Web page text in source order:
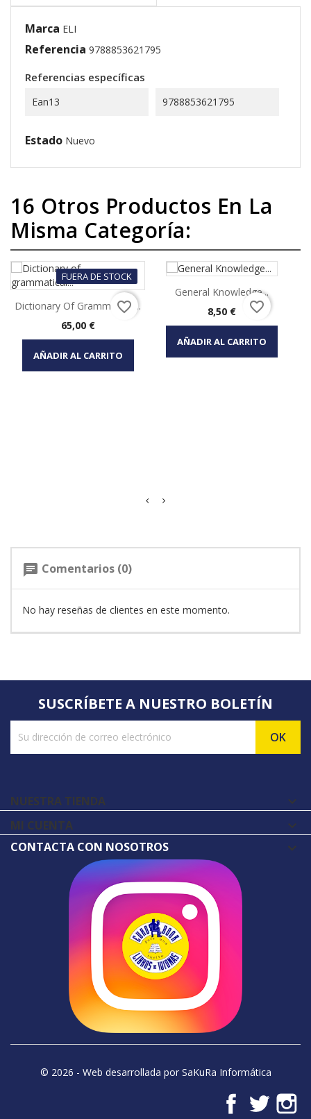
Marca ELI
Referencia 9788853621795
Referencias específicas
Ean13 9788853621795
Estado Nuevo
16 Otros Productos En La
Misma Categoría:
FUERA DE STOCK
Dictionary Of Grammatical...
Precio
65,00 €
AÑADIR AL CARRITO
favorite_border
General Knowledge...
Precio
8,50 €
AÑADIR AL CARRITO
favorite_border
chat Comentarios (0)
No hay reseñas de clientes en este momento.
SUSCRÍBETE A NUESTRO BOLETÍN
NUESTRA TIENDA 
MI CUENTA 
CONTACTA CON NOSOTROS
© 2026 - Web desarrollada por SaKuRa Informática